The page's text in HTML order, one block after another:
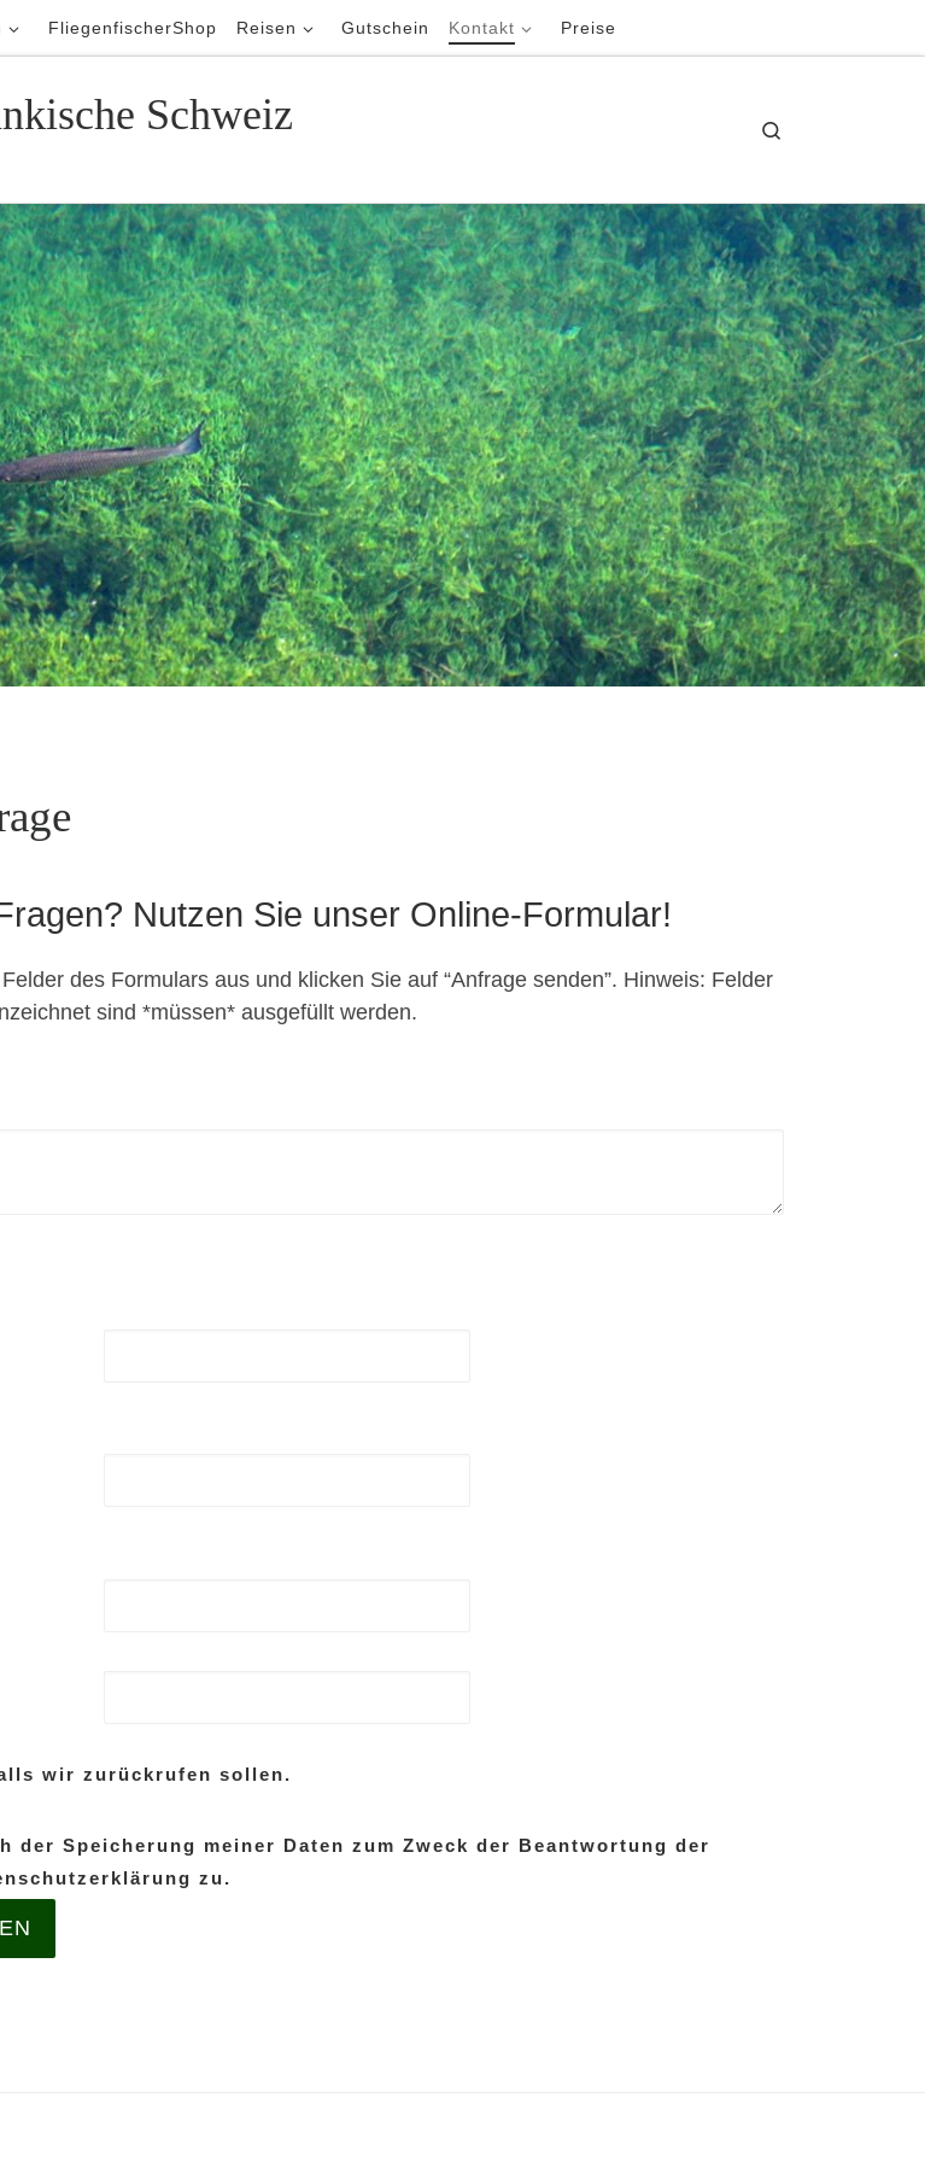
FliegenfischerShop Reisen Gutschein Kontakt Preise
Schweiz
Nutzen Sie unser Online-Formular!
des For­mu­la­rs aus und klick­en Sie auf “Anfrage senden”. Hin­weis: Felder
sind *müssen* aus­ge­füllt wer­den.
wir zurück­rufen sollen.
der Spe­icherung mein­er Dat­en zum Zweck der Beant­wor­tung der
zu.